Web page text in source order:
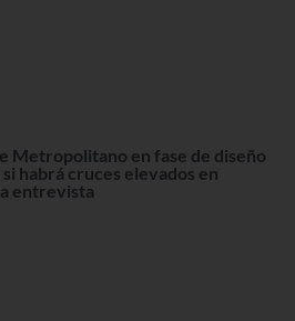
Metropolitano en fase de diseño
habrá cruces elevados en
entrevista